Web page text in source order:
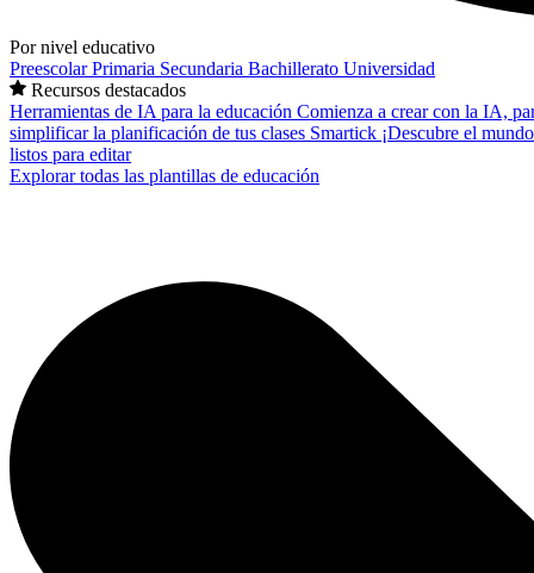
Por nivel educativo
PreescolarPrimaria Secundaria Bachillerato Universidad
Recursos destacados
Herramientas de IA para la educación Comienza a crear con la IA,
simplificar la planificación de tus clases Smartick ¡Descubre el
listos para editar
Explorar todas las plantillas de educación